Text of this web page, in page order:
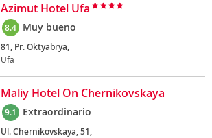
Azimut Hotel Ufa
8.4 Muy bueno
81, Pr. Oktyabrya,
Ufa
Maliy Hotel On Chernikovskaya
9.1 Extraordinario
Ul. Chernikovskaya, 51,